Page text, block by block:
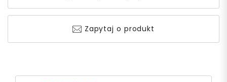
Zapytaj o produkt